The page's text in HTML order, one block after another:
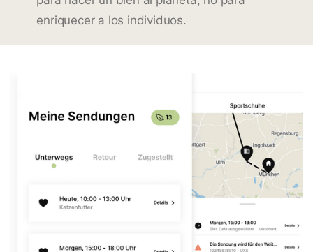
enriquecer a los individuos.